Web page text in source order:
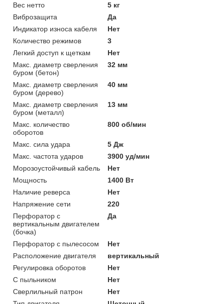
Вес нетто
5 кг
Виброзащита
Да
Индикатор износа кабеля
Нет
Количество режимов
3
Легкий доступ к щеткам
Нет
Макс. диаметр сверления
буром (бетон)
32 мм
Макс. диаметр сверления
буром (дерево)
40 мм
Макс. диаметр сверления
буром (металл)
13 мм
Макс. количество
оборотов
800 об/мин
Макс. сила удара
5 Дж
Макс. частота ударов
3900 уд/мин
Морозоустойчивый кабель
Нет
Мощность
1400 Вт
Наличие реверса
Нет
Напряжение сети
220
Перфоратор с
вертикальным двигателем
(бочка)
Да
Перфоратор с пылесосом
Нет
Расположение двигателя
вертикальный
Регулировка оборотов
Нет
С пыльником
Нет
Сверлильный патрон
Нет